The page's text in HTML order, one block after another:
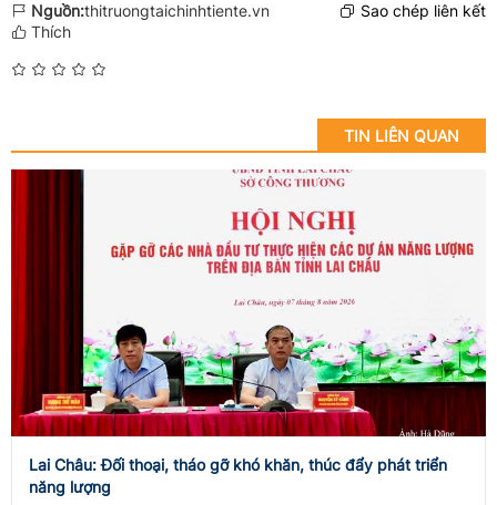
Nguồn:thitruongtaichinhtiente.vn
Sao chép liên kết
Thích
TIN LIÊN QUAN
Lai Châu: Đối thoại, tháo gỡ khó khăn, thúc đẩy phát triển
năng lượng